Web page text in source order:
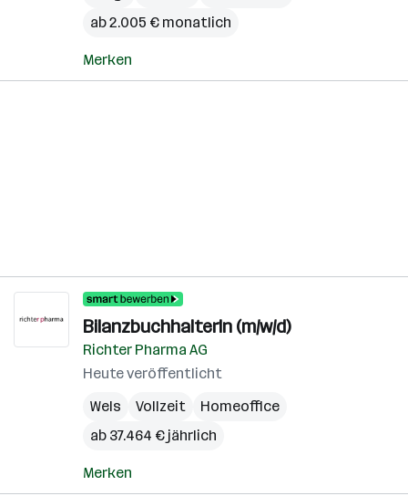
ab 2.005 € monatlich
Merken
BilanzbuchhalterIn (m/w/d)
Richter Pharma AG
Heute veröffentlicht
Wels
Vollzeit
Homeoffice
ab 37.464 € jährlich
Merken